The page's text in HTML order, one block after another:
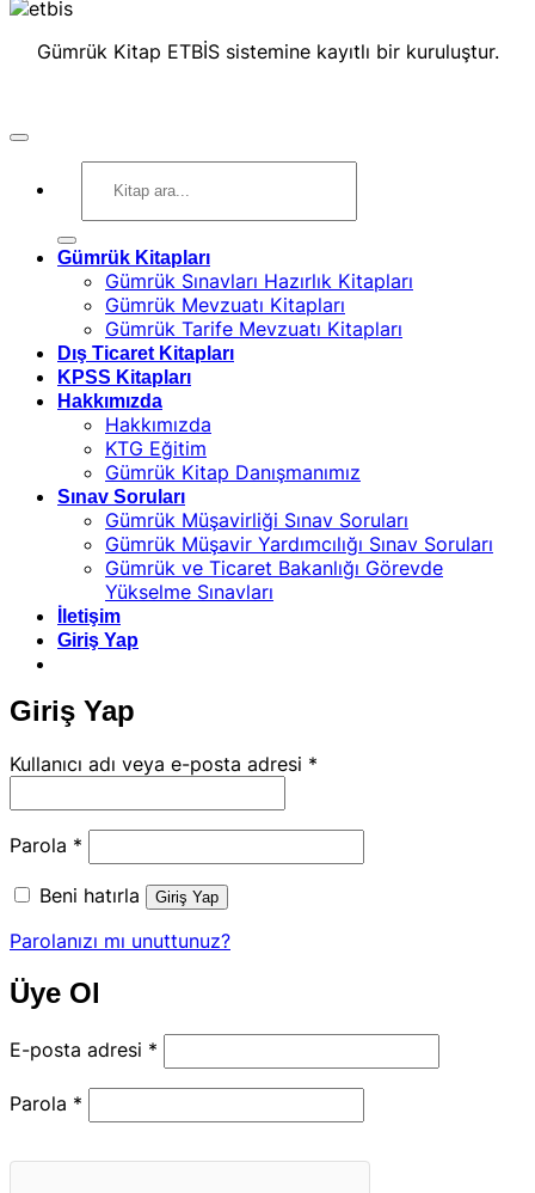
Gümrük Kitap ETBİS sistemine kayıtlı bir kuruluştur.
Gümrük Kitapları
Gümrük Sınavları Hazırlık Kitapları
Gümrük Mevzuatı Kitapları
Gümrük Tarife Mevzuatı Kitapları
Dış Ticaret Kitapları
KPSS Kitapları
Hakkımızda
Hakkımızda
KTG Eğitim
Gümrük Kitap Danışmanımız
Sınav Soruları
Gümrük Müşavirliği Sınav Soruları
Gümrük Müşavir Yardımcılığı Sınav Soruları
Gümrük ve Ticaret Bakanlığı Görevde
Yükselme Sınavları
İletişim
Giriş Yap
Giriş Yap
Kullanıcı adı veya e-posta adresi *
Parola *
Beni hatırla Giriş Yap
Parolanızı mı unuttunuz?
Üye Ol
E-posta adresi *
Parola *